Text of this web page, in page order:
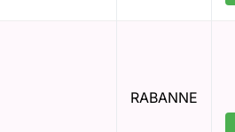
RABANNE